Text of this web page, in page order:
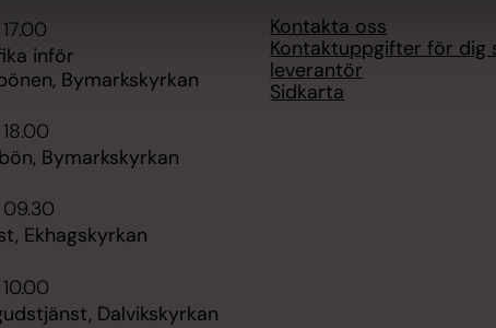
inför
Bymarkskyrkan
Bymarkskyrkan
Ekhagskyrkan
Dalvikskyrkan
Kontakta oss
Kontaktuppgifter för dig
leverantör
Sidkarta